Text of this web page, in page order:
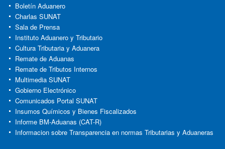
Boletín Aduanero
Charlas SUNAT
Sala de Prensa
Instituto Aduanero y Tributario
Cultura Tributaria y Aduanera
Remate de Aduanas
Remate de Tributos Internos
Multimedia SUNAT
Gobierno Electrónico
Comunicados Portal SUNAT
Insumos Químicos y Bienes Fiscalizados
Informe BM-Aduanas (CAT-R)
Informacion sobre Transparencia en normas Tributarias y Aduaneras